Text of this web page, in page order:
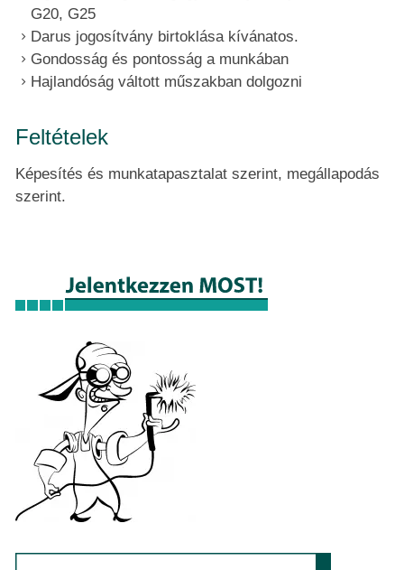
G20, G25
Darus jogosítvány birtoklása kívánatos.
Gondosság és pontosság a munkában
Hajlandóság váltott műszakban dolgozni
Feltételek
Képesítés és munkatapasztalat szerint, megállapodás
szerint.